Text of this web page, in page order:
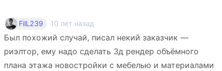
FilL239 10 лет назад
Был похожий случай, писал некий заказчик —
риэлтор, ему надо сделать 3д рендер объёмного
плана этажа новостройки с мебелью и материалами